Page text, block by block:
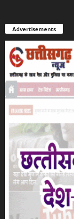
Advertisements